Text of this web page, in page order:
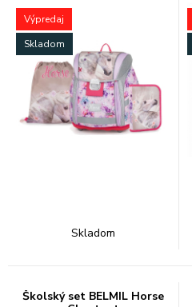
Výpredaj
Skladom
Skladom
Školský set BELMIL Horse